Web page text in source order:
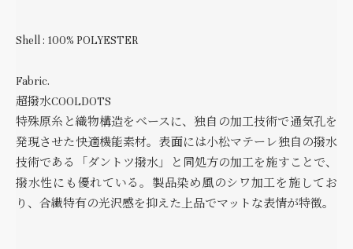
Shell : 100% POLYESTER
Fabric.
超撥水COOLDOTS
特殊原糸と織物構造をベースに、独自の加工技術で通気孔を
発現させた快適機能素材。表面には小松マテーレ独自の撥水
技術である「ダントツ撥水」と同処方の加工を施すことで、
撥水性にも優れている。製品染め風のシワ加工を施してお
り、合繊特有の光沢感を抑えた上品でマットな表情が特徴。